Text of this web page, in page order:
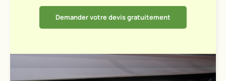
Demander votre devis gratuitement